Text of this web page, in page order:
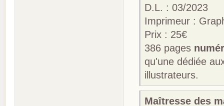
D.L. : 03/
Imprimeur :
Prix : 25€
386 pages
qu'une dédiée
illustrateurs.
Maîtresse des